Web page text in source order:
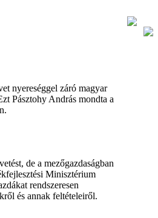
nyereséggel záró magyar
Pásztohy András mondta a
de a mezőgazdaságban
Minisztérium
rendszeresen
és annak feltételeiről.